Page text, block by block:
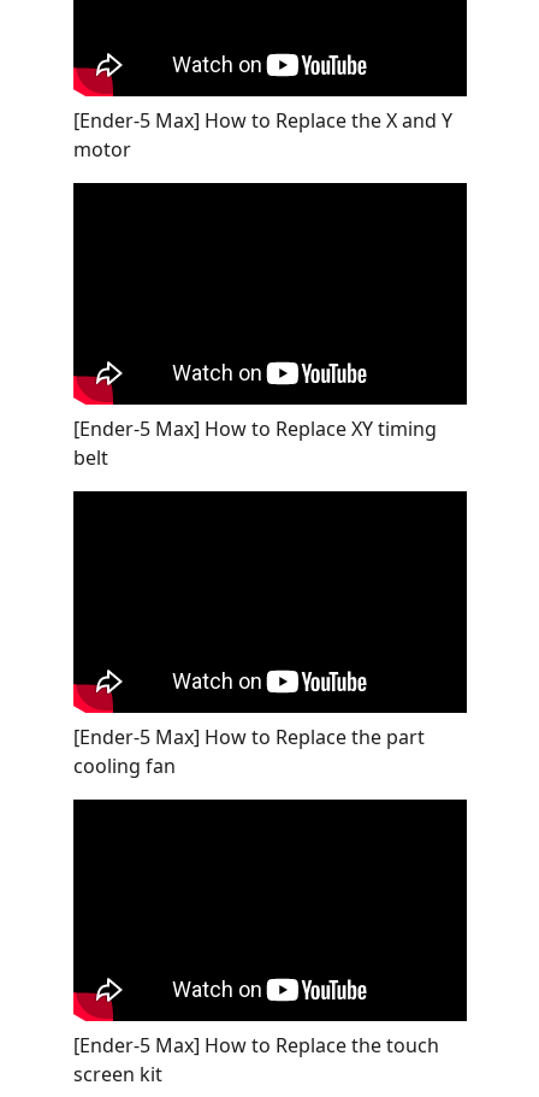
[Ender-5 Max] How to Replace the X and Y
motor
[Ender-5 Max] How to Replace XY timing
belt
[Ender-5 Max] How to Replace the part
cooling fan
[Ender-5 Max] How to Replace the touch
screen kit